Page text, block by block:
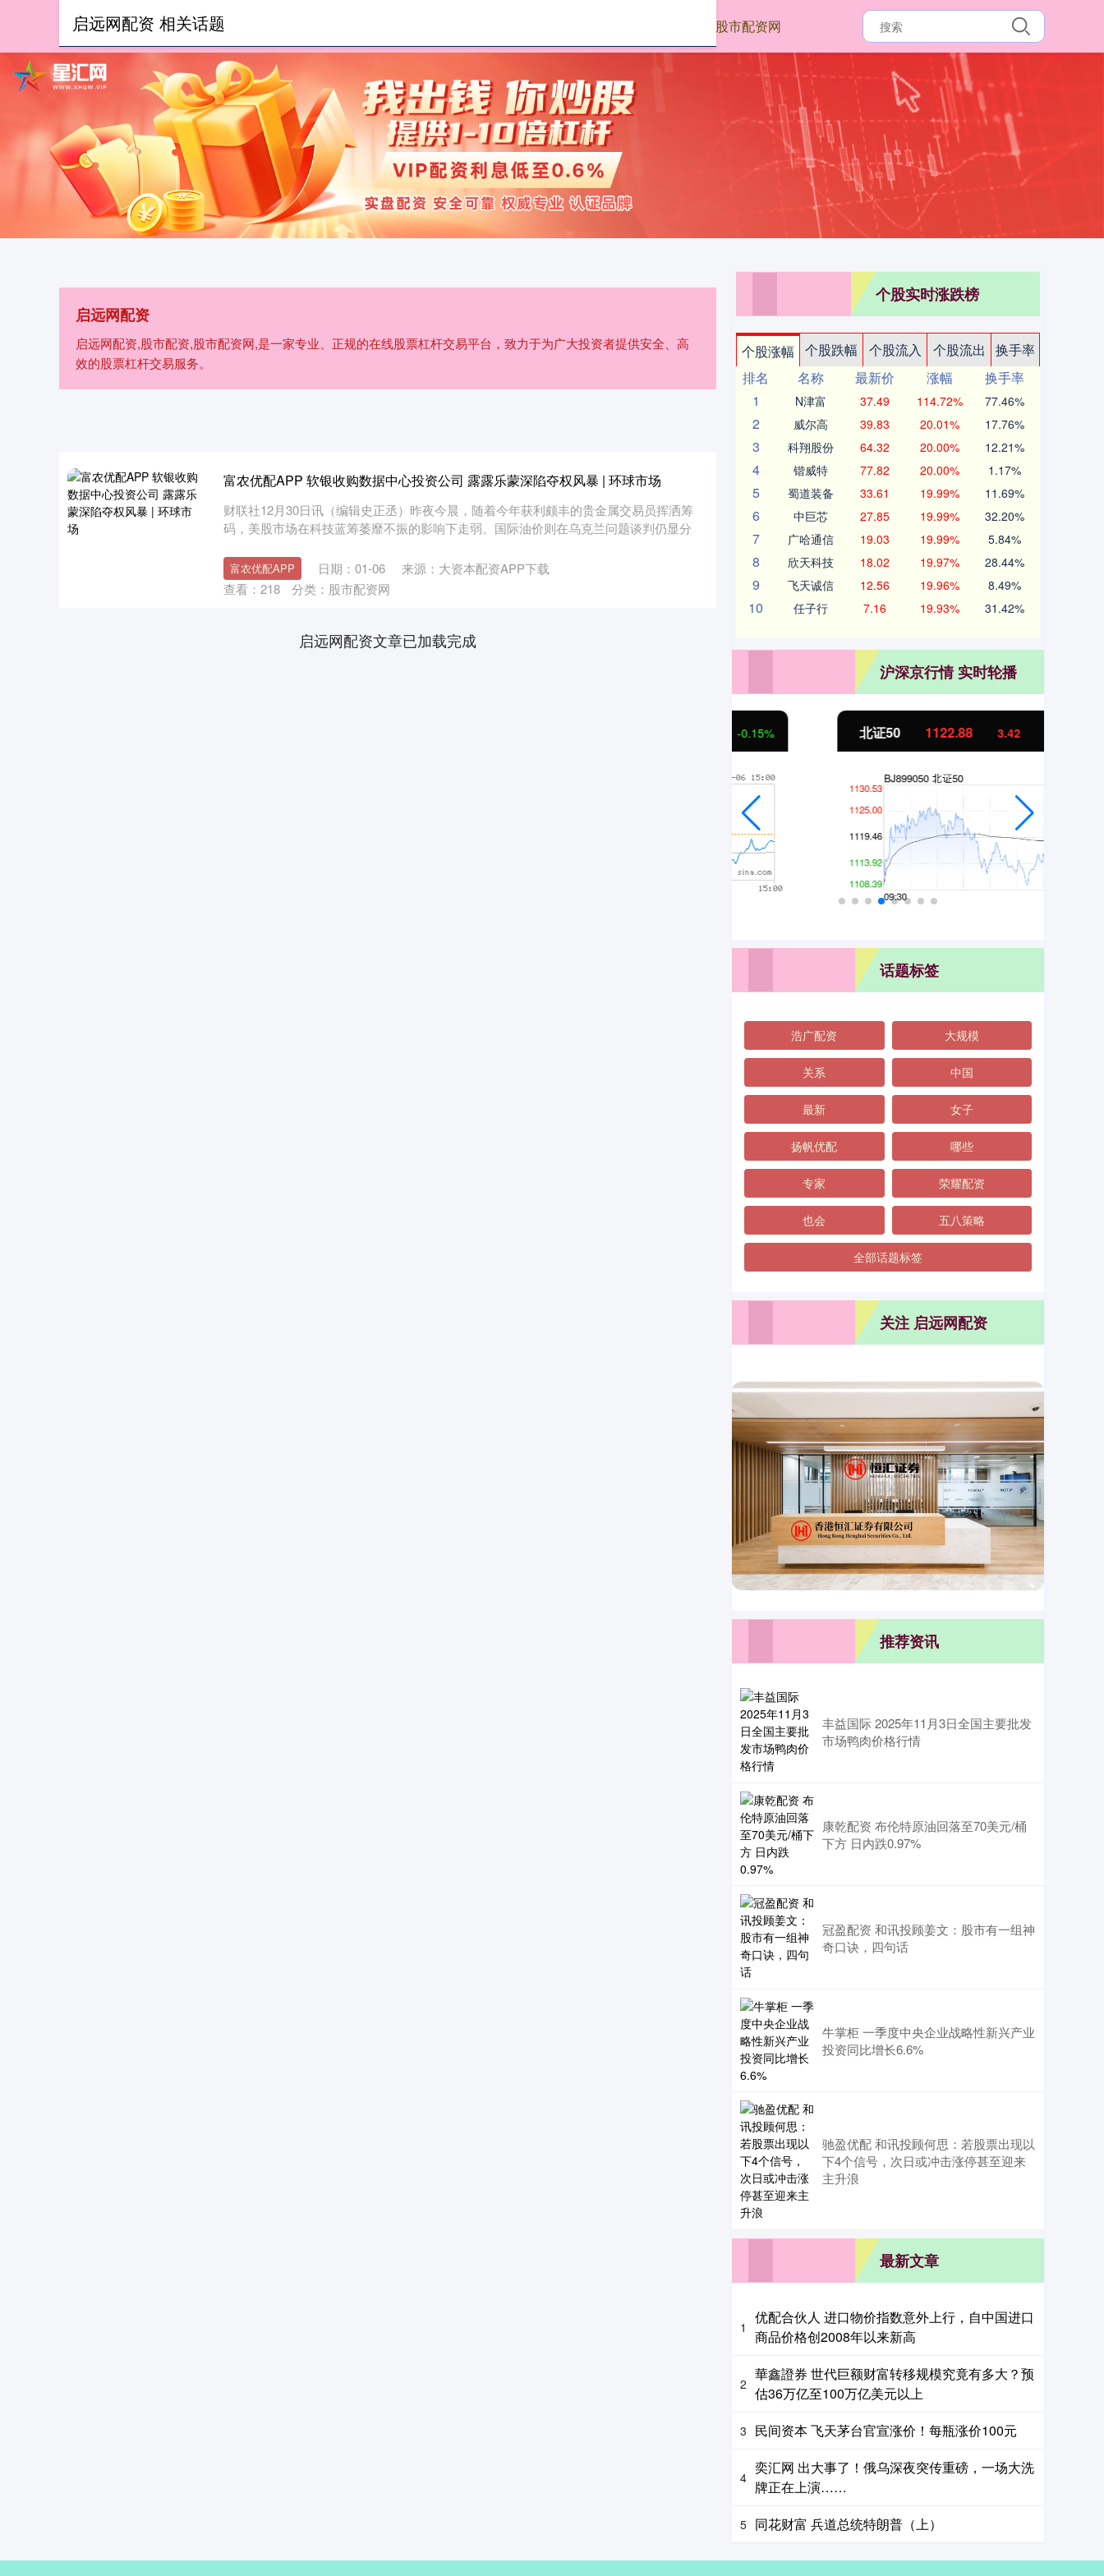
股市配资网
启远网配资
启远网配资,股市配资,股市配资网,是一家专业、正规的在线股票杠杆交易平台，致力于为广大投资者提供安全、高
效的股票杠杆交易服务。
启远网配资 相关话题
富农优配APP 软银收购数据中心投资公司 露露乐蒙深陷夺权风暴 | 环球市场
财联社12月30日讯（编辑史正丞）昨夜今晨，随着今年获利颇丰的贵金属交易员挥洒筹
码，美股市场在科技蓝筹萎靡不振的影响下走弱。国际油价则在乌克兰问题谈判仍显分
富农优配APP 日期：01-06
来源：大资本配资APP下载
查看： 218 分类： 股市配资网
启远网配资文章已加载完成
个股实时涨跌榜
个股涨幅 个股跌幅 个股流入 个股流出
换手率
排名
名称 最新价 涨幅
换手率
1
N津富 37.49 114.72% 77.46%
2 威尔高 39.83 20.01% 17.76%
3 科翔股份 64.32 20.00% 12.21%
4 锴威特 77.82 20.00% 1.17%
5 蜀道装备 33.61 19.99% 11.69%
6 中巨芯 27.85 19.99% 32.20%
7 广哈通信 19.03 19.99% 5.84%
8 欣天科技 18.02 19.97% 28.44%
9 飞天诚信 12.56 19.96% 8.49%
10 任子行 7.16 19.93% 31.42%
沪深京行情 实时轮播
1122.88 3.42 0.30%
话题标签
浩广配资 大规模
关系 中国
最新 女子
扬帆优配 哪些
专家 荣耀配资
也会 五八策略
全部话题标签
关注 启远网配资
推荐资讯
丰益国际 2025年11月3日全国主要批发
市场鸭肉价格行情
康乾配资 布伦特原油回落至70美元/桶
下方 日内跌0.97%
冠盈配资 和讯投顾姜文：股市有一组神
奇口诀，四句话
牛掌柜 一季度中央企业战略性新兴产业
投资同比增长6.6%
驰盈优配 和讯投顾何思：若股票出现以
下4个信号，次日或冲击涨停甚至迎来
主升浪
最新文章
1
优配合伙人 进口物价指数意外上行，自中国进口
商品价格创2008年以来新高
2
華鑫證券 世代巨额财富转移规模究竟有多大？预
估36万亿至100万亿美元以上
3 民间资本 飞天茅台官宣涨价！每瓶涨价100元
4
奕汇网 出大事了！俄乌深夜突传重磅，一场大洗
牌正在上演……
5 同花财富 兵道总统特朗普（上）